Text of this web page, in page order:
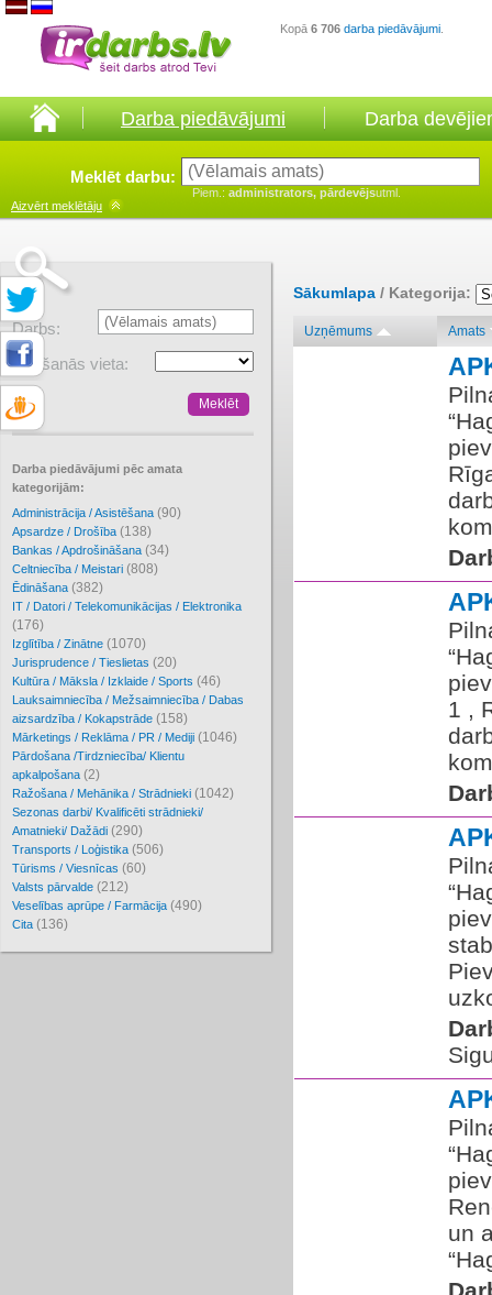
Kopā 6 706 darba piedāvājumi
Darba piedāvājumi Darba
Meklēt darbu:
Piem.: administrators, pārdevējsutml.
Aizvērt meklētāju
Darbs:
Atrašanās vieta:
Darba piedāvājumi pēc amata
kategorijām:
Administrācija / Asistēšana (90)
Apsardze / Drošība (138)
Bankas / Apdrošināšana (34)
Celtniecība / Meistari (808)
Ēdināšana (382)
IT / Datori / Telekomunikācijas / Elektronika
(176)
Izglītība / Zinātne (1070)
Jurisprudence / Tieslietas (20)
Kultūra / Māksla / Izklaide / Sports (46)
Lauksaimniecība / Mežsaimniecība / Dabas
aizsardzība / Kokapstrāde (158)
Mārketings / Reklāma / PR / Mediji (1046)
Pārdošana /Tirdzniecība/ Klientu
apkalpošana (2)
Ražošana / Mehānika / Strādnieki (1042)
Sezonas darbi/ Kvalificēti strādnieki/
Amatnieki/ Dažādi (290)
Transports / Loģistika (506)
Tūrisms / Viesnīcas (60)
Valsts pārvalde (212)
Veselības aprūpe / Farmācija (490)
Cita (136)
Sākumlapa / Kategorija:
Uzņēmums Amats
1 ,
un